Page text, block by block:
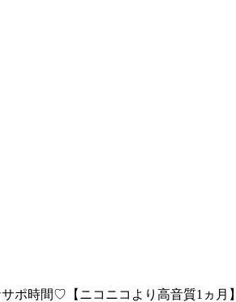
ポ時間♡【ニコニコより高音質1ヵ月】